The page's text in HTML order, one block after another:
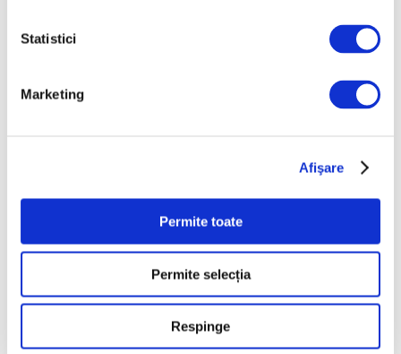
Statistici
Marketing
Afişare
Permite toate
Permite selecția
Respinge
Martie 2024
Ianuarie 2024
August 2023
Iunie 2023